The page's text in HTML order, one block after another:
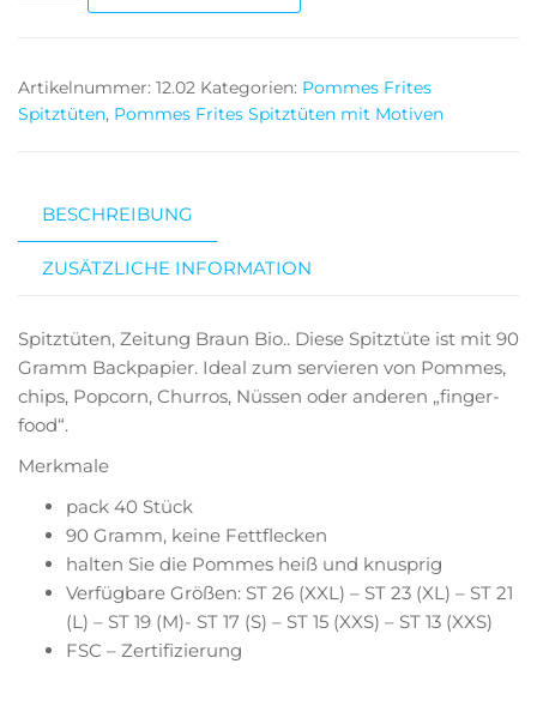
Artikelnummer: 12.02 Kategorien: Pommes Frites
Spitztüten, Pommes Frites Spitztüten mit Motiven
BESCHREIBUNG
ZUSÄTZLICHE INFORMATION
Spitztüten, Zeitung Braun Bio.. Diese Spitztüte ist mit 90
Gramm Backpapier. Ideal zum servieren von Pommes,
chips, Popcorn, Churros, Nüssen oder anderen „finger-
food“.
Merkmale
pack 40 Stück
90 Gramm, keine Fettflecken
halten Sie die Pommes heiß und knusprig
Verfügbare Größen: ST 26 (XXL) – ST 23 (XL) – ST 21
(L) – ST 19 (M)- ST 17 (S) – ST 15 (XXS) – ST 13 (XXS)
FSC – Zertifizierung